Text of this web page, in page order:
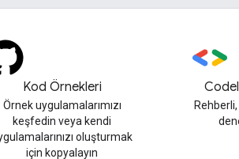
Kod Örnekleri
Örnek uygulamalarımızı
keşfedin veya kendi
oluşturmak
için kopyalayın